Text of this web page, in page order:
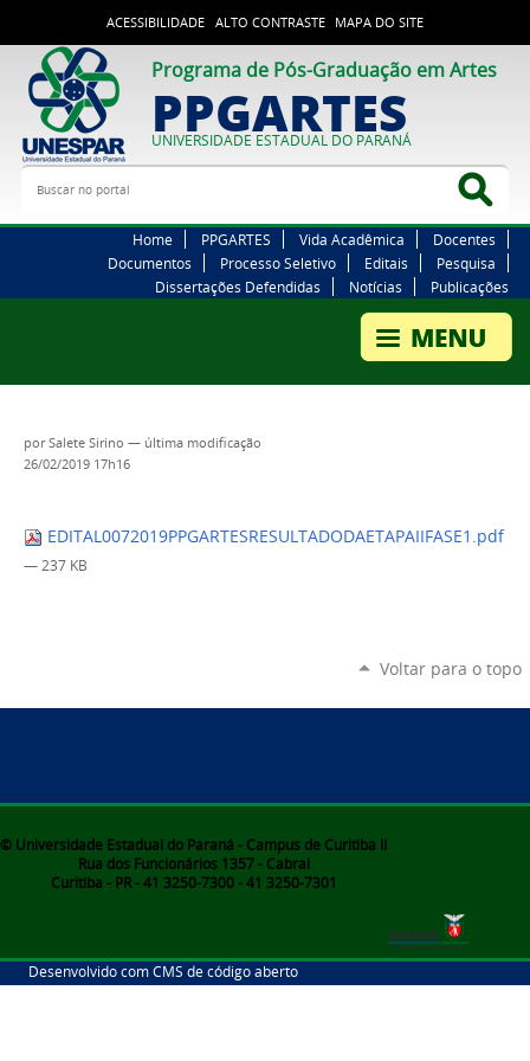
ACESSIBILIDADE ALTO CONTRASTE MAPA DO SITE
Programa de Pós-Graduação em Artes
PPGARTES
UNIVERSIDADE ESTADUAL DO PARANÁ
Buscar no portal
Home PPGARTES Vida Acadêmica
Docentes
Documentos
Processo Seletivo Editais
Pesquisa
Dissertações Defendidas
Notícias Publicações
porSalete Sirino — última modificação
26/02/2019 17h16
EDITAL0072019PPGARTESRESULTADODAETAPAIIFASE1.pdf
— 237 KB
Voltar para o topo
© Universidade Estadual do Paraná - Campus de Curitiba II
Rua dos Funcionários 1357 - Cabral
Curitiba - PR - 41 3250-7300 - 41 3250-7301
Desenvolvido com CMS de código aberto